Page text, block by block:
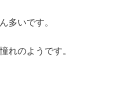
多いです。
れのようです。